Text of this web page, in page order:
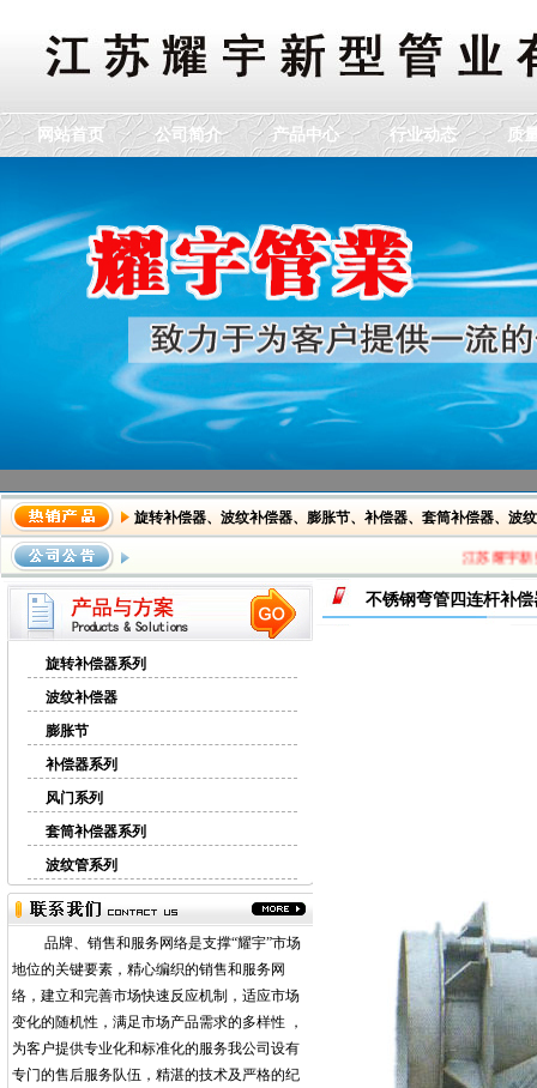
网站首页 公司简介 产品中心 行业动态 质
dddddddddddd
旋转补偿器、 波纹补偿器、 膨胀节、 补偿器、 套筒补偿器、 波
江苏耀宇新型
旋转补偿器系列
波纹补偿器
膨胀节
补偿器系列
风门系列
套筒补偿器系列
波纹管系列
品牌、销售和服务网络是支撑“耀宇”市场
地位的关键要素，精心编织的销售和服务网
络，建立和完善市场快速反应机制，适应市场
变化的随机性，满足市场产品需求的多样性 ，
为客户提供专业化和标准化的服务我公司设有
专门的售后服务队伍，精湛的技术及严格的纪
不锈钢弯管四连杆补偿